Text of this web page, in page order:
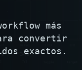
más
convertir
exactos.